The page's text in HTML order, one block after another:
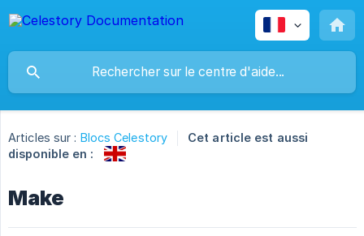
Articles sur : Blocs Celestory
Cet article est aussi
disponible en :
Make